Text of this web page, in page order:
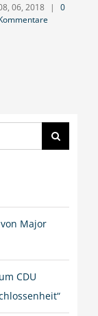
06, 2018 |
0
Major
CDU